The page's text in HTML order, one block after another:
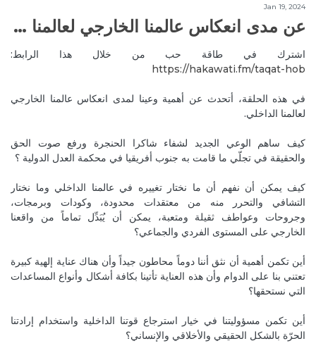
Sep 9, 2020
Thank you. We are grateful and we love you too. 🙏💜
Sep 2, 2020
More about the awakening of the planet plz 🙏🏻😘❤️❤️
Reply
Sep 5, 2020
I am so sorry ..اية الى بيروت و طاقة حب و سلام لكل حدن .. لكل
طاقة حب وسلام لبيروت Reply
Sep 9, 2020
طاقة حب وسلام لبيروت Reply
Sep 5, 2020
من اجمل الحوارات ♡ #دارقنبز_daronboz@
طاقة وفن سرد الحكاية وتأثيرها الإيجابي على حياتنا Reply
Jan 19, 2024
عن مدى انعكاس عالمنا الخارجي لعالمنا الداخلي
اشترك في طاقة حب من خلال هذا الرابط:
https://hakawati.fm/taqat-hob‬
في هذه الحلقة، أتحدث عن أهمية وعينا لمدى انعكاس عالمنا الخارجي
لعالمنا الداخلي.
كيف ساهم الوعي الجديد لشفاء شاكرا الحنجرة ورفع صوت الحق
والحقيقة في تجلّي ما قامت به جنوب أفريقيا في محكمة العدل الدولية ؟
كيف يمكن أن نفهم أن ما نختار تغييره في عالمنا الداخلي وما نختار
التشافي والتحرر منه من معتقدات محدودة، وكودات وبرمجات،
وجروحات وعواطف ثقيلة ومتعبة، يمكن أن يُبَدِّل تماماً من واقعنا
الخارجي على المستوى الفردي والجماعي؟
أين تكمن أهمية أن نثق أننا دوماً محاطون جيداً وأن هناك عناية إلهية كبيرة
تعتني بنا على الدوام وأن هذه العناية تأتينا بكافة أشكال وأنواع المساعدات
التي نستحقها؟
أين تكمن مسؤوليتنا في خيار استرجاع قوتنا الداخلية واستخدام إرادتنا
الحرّة بالشكل الحقيقي والأخلاقي والإنساني؟